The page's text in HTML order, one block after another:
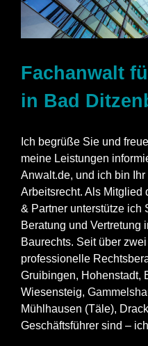
Fachanwalt
in Bad
Ich begrüße Sie und
meine Leistungen
Anwalt.de, und ich bin
Arbeitsrecht. Als Mitglied
& Partner unterstütze ich
Beratung und Vertretung
Baurechts. Seit über
professionelle
Gruibingen, Hohenstadt,
Wiesensteig,
Mühlhausen (Täle),
Geschäftsführer sind –